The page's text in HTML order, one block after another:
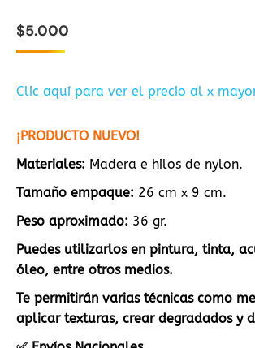
$5.000
Clic aquí para ver el precio al x
¡PRODUCTO NUEVO!
Materiales: Madera e hilos de nylon.
Tamaño empaque: 26 cm x 9 cm.
Peso aproximado: 36 gr.
Puedes utilizarlos en pintura, tinta,
óleo, entre otros medios.
Te permitirán varias técnicas como
aplicar texturas, crear degradados y